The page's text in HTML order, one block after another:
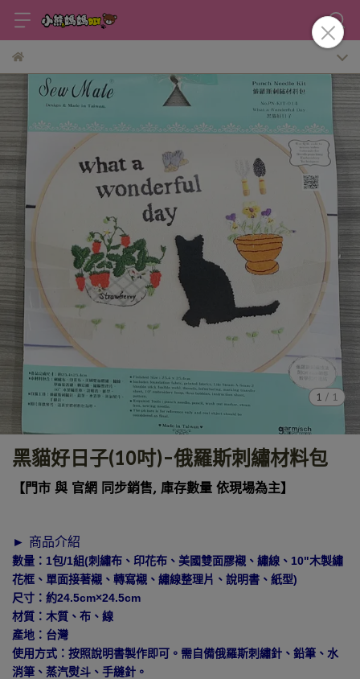
1 / 1
黑貓好日子(10吋)-俄羅斯刺繡材料包
【門市 與 官網 同步銷售, 庫存數量 依現場為主】
► 商品介紹
數量：1包/1組(刺繡布、印花布、美國雙面膠襯、繡線、10"木製繡
花框、單面接著襯、轉寫襯、繡線整理片、說明書、紙型)
尺寸：約24.5cm×24.5cm
材質：木質、布、線
產地：台灣
使用方式：按照說明書製作即可。需自備俄羅斯刺繡針、鉛筆、水
消筆、蒸汽熨斗、手縫針。